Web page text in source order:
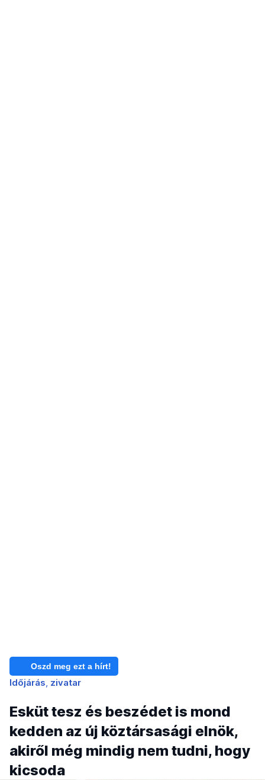
Oszd meg ezt a hírt!
Időjárás zivatar
Esküt tesz és beszédet is mond
kedden az új köztársasági elnök,
akiről még mindig nem tudni, hogy
kicsoda